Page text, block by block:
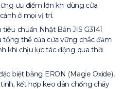
ưu điểm lớn khi dùng cửa
ở mọi vị trí.
chuẩn Nhật Bản JIS G3141
tổng thể của cửa vững chắc đảm
khi chịu lực tác động qua thời
biệt bằng ERON (Magie Oxide),
kết hợp keo dán chống cháy